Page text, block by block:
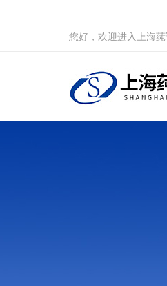
您好，欢迎进入上海